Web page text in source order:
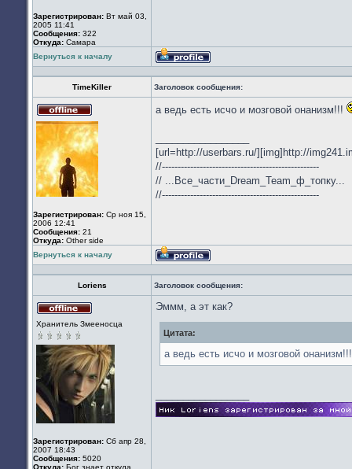
Зарегистрирован: Вт май 03,
2005 11:41
Сообщения: 322
Откуда: Cамара
Вернуться к началу
Профиль
TimeKiller Заголовок сообщения:
Не
в
сети
Зарегистрирован: Ср ноя 15,
2006 12:41
Сообщения: 21
Откуда: Other side
а ведь есть исчо и мозговой онанизм!!!
[url=http://userbars.ru/][img]http://
//--------------------------------------------------
// ...Все_части_Dream_Team_ф_топку...
//--------------------------------------------------
Вернуться к началу
Профиль
Loriens Заголовок сообщения:
в
Хранитель Змееносца
Зарегистрирован: Сб апр 28,
2007 18:43
Сообщения: 5020
Откуда: Бог знает откуда.
Эммм, а эт как?
Цитата:
а ведь есть исчо и мозговой онанизм!!!